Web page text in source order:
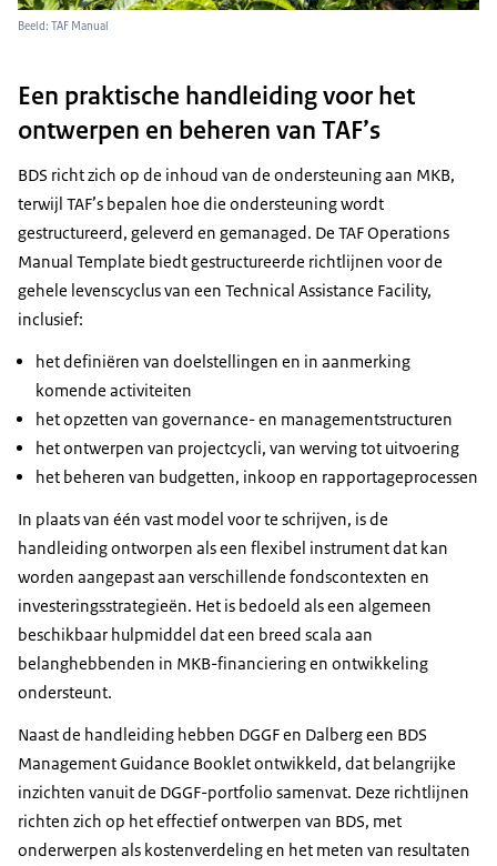
Beeld: TAF Manual
Een praktische handleiding voor het
ontwerpen en beheren van TAF’s
BDS richt zich op de inhoud van de ondersteuning aan MKB,
terwijl TAF’s bepalen hoe die ondersteuning wordt
gestructureerd, geleverd en gemanaged. De TAF Operations
Manual Template biedt gestructureerde richtlijnen voor de
gehele levenscyclus van een Technical Assistance Facility,
inclusief:
het definiëren van doelstellingen en in aanmerking
komende activiteiten
het opzetten van governance- en managementstructuren
het ontwerpen van projectcycli, van werving tot uitvoering
het beheren van budgetten, inkoop en rapportageprocessen
In plaats van één vast model voor te schrijven, is de
handleiding ontworpen als een flexibel instrument dat kan
worden aangepast aan verschillende fondscontexten en
investeringsstrategieën. Het is bedoeld als een algemeen
beschikbaar hulpmiddel dat een breed scala aan
belanghebbenden in MKB-financiering en ontwikkeling
ondersteunt.
Naast de handleiding hebben DGGF en Dalberg een BDS
Management Guidance Booklet ontwikkeld, dat belangrijke
inzichten vanuit de DGGF-portfolio samenvat. Deze richtlijnen
richten zich op het effectief ontwerpen van BDS, met
onderwerpen als kostenverdeling en het meten van resultaten